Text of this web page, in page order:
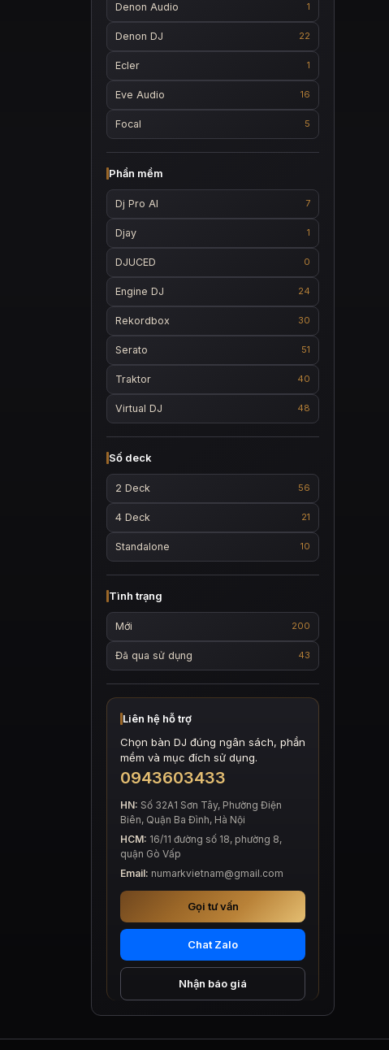
Denon Audio 1
Denon DJ 22
Ecler 1
Eve Audio 16
Focal 5
Phần mềm
Dj Pro AI 7
Djay 1
DJUCED 0
Engine DJ 24
Rekordbox 30
Serato 51
Traktor 40
Virtual DJ 48
Số deck
2 Deck 56
4 Deck 21
Standalone 10
Tình trạng
Mới 200
Đã qua sử dụng 43
Liên hệ hỗ trợ
Chọn bàn DJ đúng ngân sách, phần
mềm và mục đích sử dụng.
0943603433
HN: Số 32A1 Sơn Tây, Phường Điện
Biên, Quận Ba Đình, Hà Nội
HCM: 16/11 đường số 18, phường 8,
quận Gò Vấp
Email: numarkvietnam@gmail.com
Gọi tư vấn
Chat Zalo
Nhận báo giá